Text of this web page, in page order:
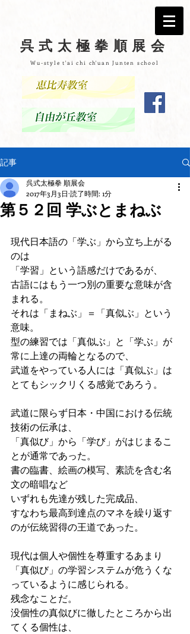
呉式太極拳順展会
Wu-style t'ai chi ch'uan Junten school
記事
第５２回 学ぶとまねぶ
呉式太極拳 順展会
2017年3月3日 読了時間: 1分
現代日本語の「学ぶ」から立ち上がる
のは
「学習」という語感だけであるが、
古語にはもう一つ別の重要な意味が含
まれる。
それは「まねぶ」＝「真似ぶ」という
意味。
型の練習では「真似ぶ」と「学ぶ」が
常に上達の両輪となるので、
武道をやっている人には「真似ぶ」は
とてもシックリくる感覚であろう。
武道に限らず日本・中国における伝統
技術の伝承は、
「真似び」から「学び」がはじまるこ
とが通常であった。
書の臨書、絵画の模写、素読を含む名
文の暗唱など
いずれも先達が残した完成品、
すなわち最高到達点のマネを繰り返す
のが伝統習得の王道であった。
現代は個人や個性を尊重するあまり
「真似び」の学習システムが危うくな
っているように感じられる。
残念なことだ。
没個性の真似びに徹したところから出
てくる個性は、